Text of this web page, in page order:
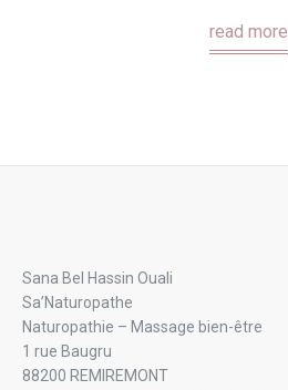
read more
Sana Bel Hassin Ouali
Sa’Naturopathe
Naturopathie – Massage bien-être
1 rue Baugru
88200 REMIREMONT